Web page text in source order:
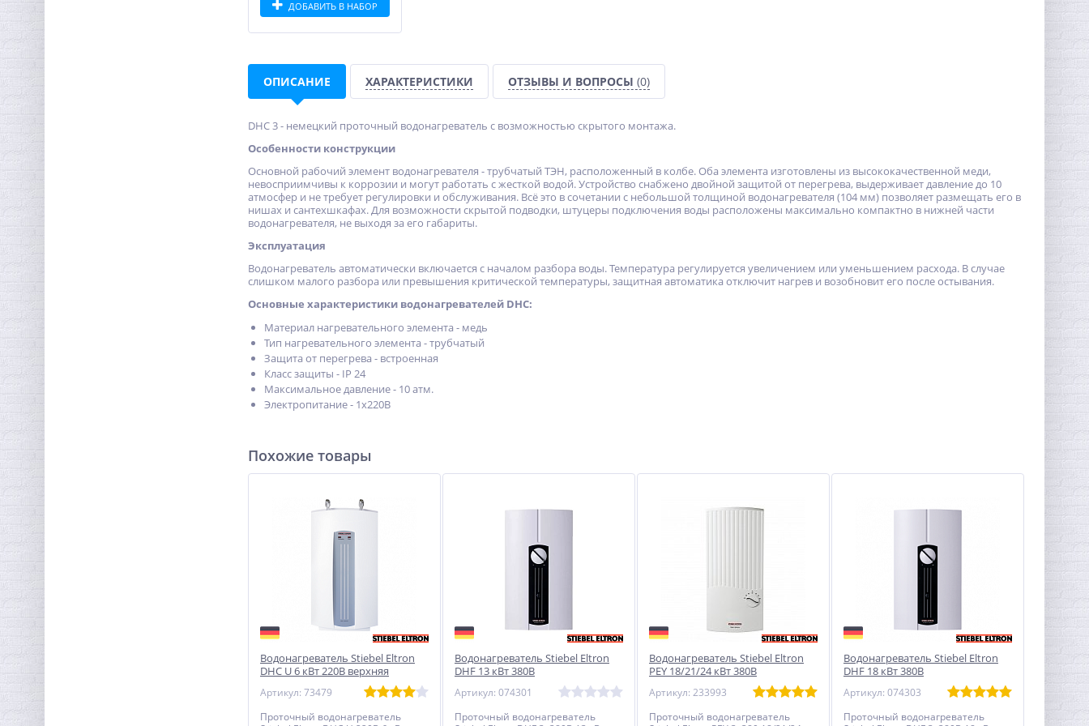
ДОБАВИТЬ В НАБОР
ОПИСАНИЕ ХАРАКТЕРИСТИКИ ОТЗЫВЫ И ВОПРОСЫ (0)
DHC 3 - немецкий проточный водонагреватель с возможностью скрытого монтажа.
Особенности конструкции
Основной рабочий элемент водонагревателя - трубчатый ТЭН, расположенный в колбе. Оба элемента изготовлены из высококачественной меди,
невосприимчивы к коррозии и могут работать с жесткой водой. Устройство снабжено двойной защитой от перегрева, выдерживает давление до 10
атмосфер и не требует регулировки и обслуживания. Всё это в сочетании с небольшой толщиной водонагревателя (104 мм) позволяет размещать его в
нишах и сантехшкафах. Для возможности скрытой подводки, штуцеры подключения воды расположены максимально компактно в нижней части
водонагревателя, не выходя за его габариты.
Эксплуатация
Водонагреватель автоматически включается с началом разбора воды. Температура регулируется увеличением или уменьшением расхода. В случае
слишком малого разбора или превышения критической температуры, защитная автоматика отключит нагрев и возобновит его после остывания.
Основные характеристики водонагревателей DHC:
Материал нагревательного элемента - медь
Тип нагревательного элемента - трубчатый
Защита от перегрева - встроенная
Класс защиты - IP 24
Максимальное давление - 10 атм.
Электропитание - 1х220В
Похожие товары
Водонагреватель Stiebel Eltron
DHC U 6 кВт 220В верхняя
Артикул: 73479
Проточный водонагреватель
Водонагреватель Stiebel Eltron
DHF 13 кВт 380В
Артикул: 074301
Проточный водонагреватель
Водонагреватель Stiebel Eltron
PEY 18/21/24 кВт 380В
Артикул: 233993
Проточный водонагреватель
Водонагреватель Stiebel Eltron
DHF 18 кВт 380В
Артикул: 074303
Проточный водонагреватель